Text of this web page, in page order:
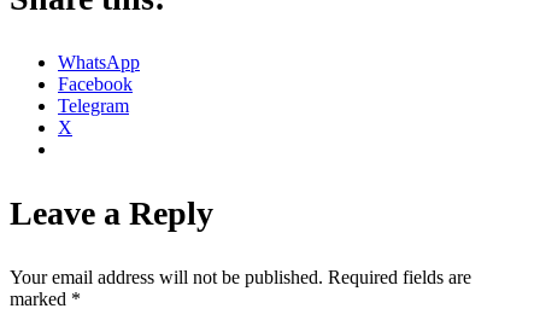
WhatsApp
Facebook
Telegram
X
Leave a Reply
Your email address will not be published. Required fields are
marked *